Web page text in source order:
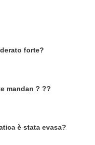
forte?
mandan ? ??
è stata evasa?